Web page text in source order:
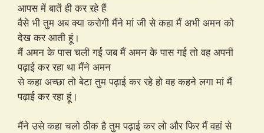
आपस में बातें ही कर रहे हैं
वैसे भी तुम अब क्या करोगी मैंने मां जी से कहा मैं अभी अमन को
देख कर आती हूं।
मैं अमन के पास चली गई जब मैं अमन के पास गई तो वह अपनी
पढ़ाई कर रहा था मैंने अमन
से कहा अच्छा तो बेटा तुम पढ़ाई कर रहे हो वह कहने लगा मां मैं
पढ़ाई कर रहा हूं।
मैंने उसे कहा चलो ठीक है तुम पढ़ाई कर लो और फिर मैं वहां से